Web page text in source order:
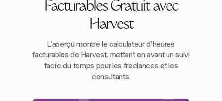
Facturables Gratuit avec
Harvest
L'aperçu montre le calculateur d'heures
facturables de Harvest, mettant en avant un suivi
facile du temps pour les freelances et les
consultants.